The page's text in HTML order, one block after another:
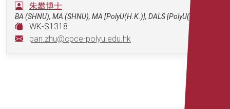
朱攀博士
BA (SHNU), MA (SHNU), MA [PolyU(H.K.)], DALS [PolyU(H.K.)]
WK-S1318
pan.zhu@cpce-polyu.edu.hk